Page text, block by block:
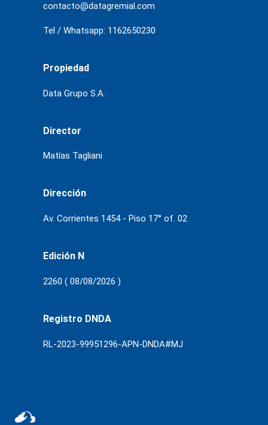
contacto@datagremial.com
Tel / Whatsapp: 1162650230
Propiedad
Data Grupo S.A.
Director
Matías Tagliani
Dirección
Av. Corrientes 1454 - Piso 17° of. 02
Edición N
2260 ( 08/08/2026 )
Registro DNDA
RL-2023-99951296-APN-DNDA#MJ